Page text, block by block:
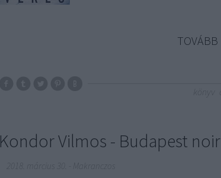
TOVÁBB
Kondor Vilmos - Budapest noir
Makranczos